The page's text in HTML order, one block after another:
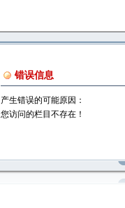
错误信息
产生错误的可能原因：
您访问的栏目不存在！